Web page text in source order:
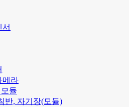
메라
듈
반, 자기장(모듈)